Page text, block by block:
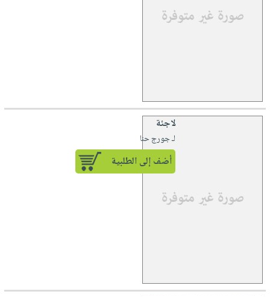
لاجئة
لـ جورج حنا
أضف إلى الطلبية